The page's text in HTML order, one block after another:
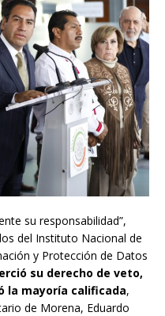
su responsabilidad”,
del Instituto Nacional de
y Protección de Datos
su derecho de veto,
la mayoría calificada,
de Morena, Eduardo